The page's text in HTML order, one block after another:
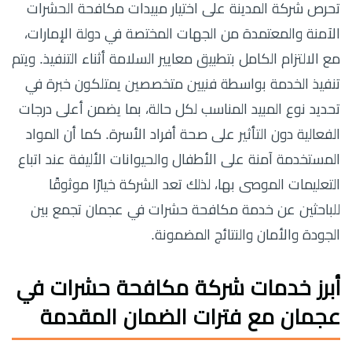
تحرص شركة المدينة على اختيار مبيدات مكافحة الحشرات
الآمنة والمعتمدة من الجهات المختصة في دولة الإمارات،
مع الالتزام الكامل بتطبيق معايير السلامة أثناء التنفيذ. ويتم
تنفيذ الخدمة بواسطة فنيين متخصصين يمتلكون خبرة في
تحديد نوع المبيد المناسب لكل حالة، بما يضمن أعلى درجات
الفعالية دون التأثير على صحة أفراد الأسرة. كما أن المواد
المستخدمة آمنة على الأطفال والحيوانات الأليفة عند اتباع
التعليمات الموصى بها، لذلك تعد الشركة خيارًا موثوقًا
للباحثين عن خدمة مكافحة حشرات في عجمان تجمع بين
الجودة والأمان والنتائج المضمونة.
أبرز خدمات شركة مكافحة حشرات في
عجمان مع فترات الضمان المقدمة